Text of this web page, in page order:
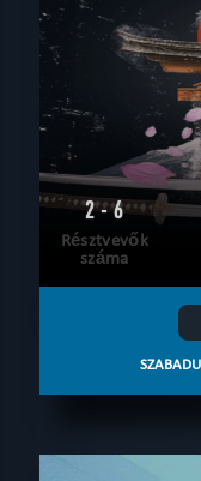
2 - 6
Résztvevők
száma